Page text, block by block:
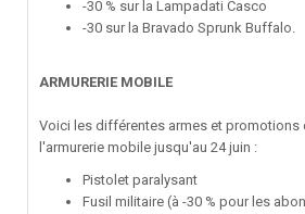
-30 % sur la Lampadati Casco
-30 sur la Bravado Sprunk Buffalo.
ARMURERIE MOBILE
Voici les différentes armes et promotions
l'armurerie mobile jusqu'au 24 juin :
Pistolet paralysant
Fusil militaire (à -30 % pour les